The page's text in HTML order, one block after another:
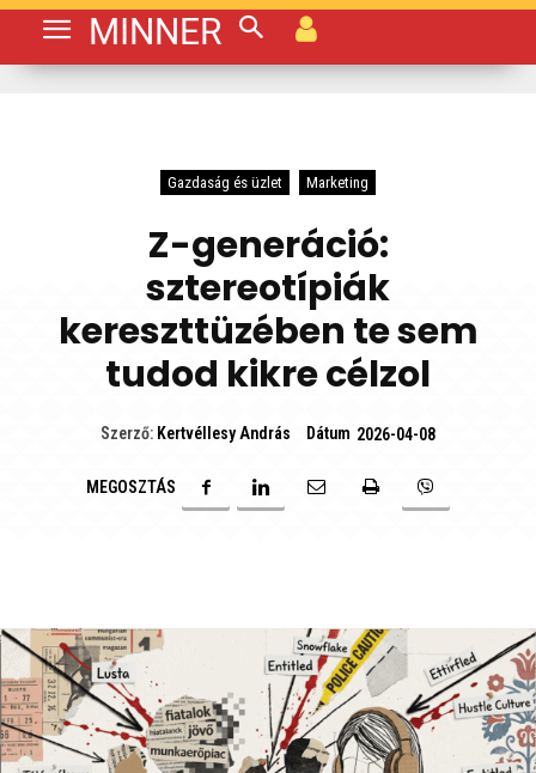
MINNER
Gazdaság és üzlet Marketing
Z-generáció:
sztereotípiák
kereszttüzében te sem
tudod kikre célzol
Szerző: Kertvéllesy András Dátum 2026-04-08
MEGOSZTÁS